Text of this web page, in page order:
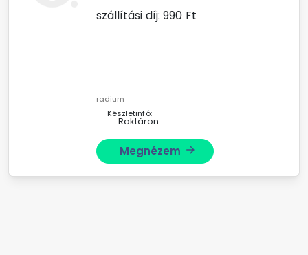
szállítási díj: 990 Ft
radium
Készletinfó:
Raktáron
Megnézem arrow_forward